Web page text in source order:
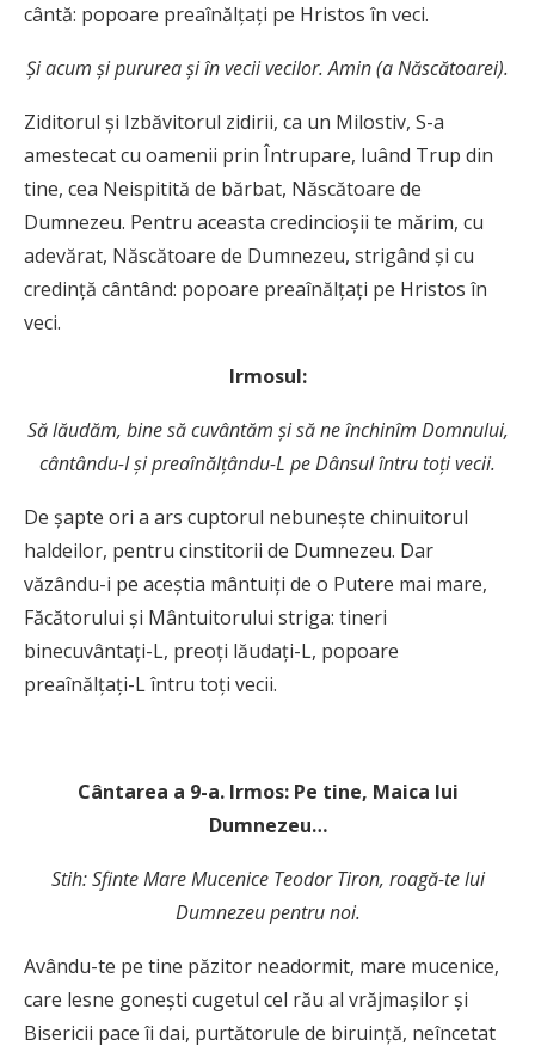
cântă: popoare preaînălţaţi pe Hristos în veci.
Şi acum şi pururea şi în vecii vecilor. Amin (a Născătoarei).
Ziditorul şi Izbăvitorul zidirii, ca un Milostiv, S-a
amestecat cu oamenii prin Întrupare, luând Trup din
tine, cea Neispitită de bărbat, Născătoare de
Dumnezeu. Pentru aceasta credincioşii te mărim, cu
adevărat, Născătoare de Dumnezeu, strigând şi cu
credinţă cântând: popoare preaînălţaţi pe Hristos în
veci.
Irmosul:
Să lăudăm, bine să cuvântăm şi să ne închinîm Domnului,
cântându-I şi preaînălţându-L pe Dânsul întru toţi vecii.
De şapte ori a ars cuptorul nebuneşte chinuitorul
haldeilor, pentru cinstitorii de Dumnezeu. Dar
văzându-i pe aceştia mântuiţi de o Putere mai mare,
Făcătorului şi Mântuitorului striga: tineri
binecuvântaţi-L, preoţi lăudaţi-L, popoare
preaînălţaţi-L întru toţi vecii.
Cântarea a 9-a. Irmos: Pe tine, Maica lui
Dumnezeu…
Stih: Sfinte Mare Mucenice Teodor Tiron, roagă-te lui
Dumnezeu pentru noi.
Avându-te pe tine păzitor neadormit, mare mucenice,
care lesne goneşti cugetul cel rău al vrăjmaşilor şi
Bisericii pace îi dai, purtătorule de biruinţă, neîncetat